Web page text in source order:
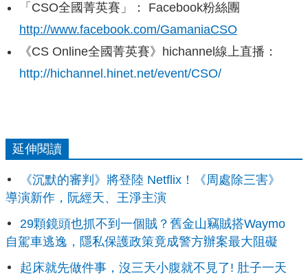
「CSO全國菁英賽」： Facebook粉絲團
http://www.facebook.com/GamaniaCSO
《CS Online全國菁英賽》hichannel線上直播：
http://hichannel.hinet.net/event/CSO/
延伸閱讀
《沉默的審判》將登陸 Netflix！《周處除三害》
導演新作，阮經天、王淨主演
29顆鏡頭也抓不到一個賊？舊金山竊賊搭Waymo
自駕車逃逸，隱私保護政策竟成警方辦案最大阻礙
起床就先做件事，沒三天小腹就不見了! 肚子一天